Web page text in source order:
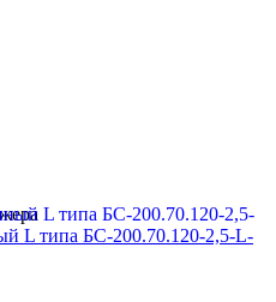
L типа БС-200.70.120-2,5-L-